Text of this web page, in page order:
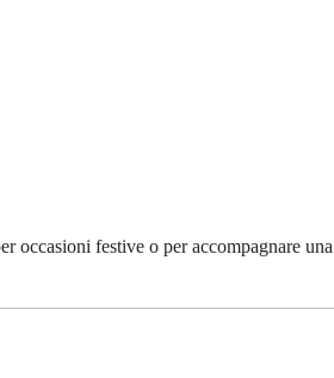
occasioni festive o per accompagnare